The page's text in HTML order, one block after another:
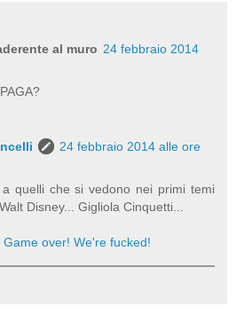
al muro 24 febbraio 2014
24 febbraio 2014 alle ore
quelli che si vedono nei primi temi
Disney... Gigliola Cinquetti...
over! We're fucked!